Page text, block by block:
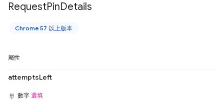
RequestPinDetails
Chrome 57 以上版本
屬性
attemptsLeft
數字 選填